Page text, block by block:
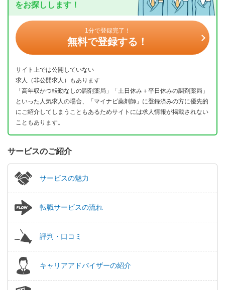
をお探しします！
1分で登録完了！
無料で登録する！
サイト上では公開していない
求人（非公開求人）もあります
「高年収かつ転勤なしの調剤薬局」「土日休み＋平日休みの調剤薬局」
といった人気求人の場合、「マイナビ薬剤師」に登録済みの方に優先的
にご紹介してしまうこともあるためサイトには求人情報が掲載されない
こともあります。
サービスのご紹介
サービスの魅力
転職サービスの流れ
評判・口コミ
キャリアアドバイザーの紹介